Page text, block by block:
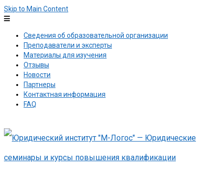
Skip to Main Content
Сведения об образовательной организации
Преподаватели и эксперты
Материалы для изучения
Отзывы
Новости
Партнеры
Контактная информация
FAQ